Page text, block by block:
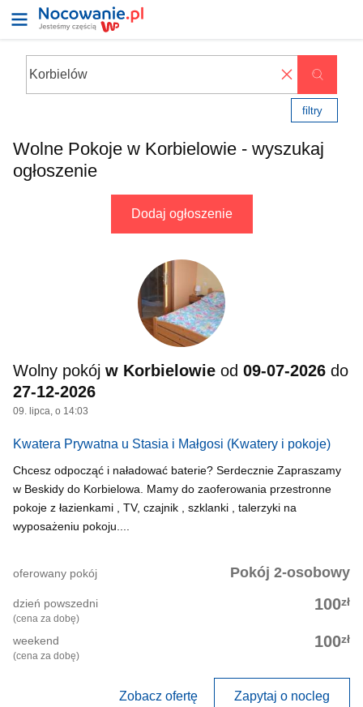
✖
filtry
Wolne Pokoje w Korbielowie - wyszukaj
ogłoszenie
Dodaj ogłoszenie
Wolny pokój w Korbielowie od 09-07-2026 do
27-12-2026
09. lipca, o 14:03
Kwatera Prywatna u Stasia i Małgosi (Kwatery i pokoje)
Chcesz odpocząć i naładować baterie? Serdecznie Zapraszamy
w Beskidy do Korbielowa. Mamy do zaoferowania przestronne
pokoje z łazienkami , TV, czajnik , szklanki , talerzyki na
wyposażeniu pokoju....
Pokój 2-osobowy
oferowany pokój
100zł
dzień powszedni
(cena za dobę)
100zł
weekend
(cena za dobę)
Zobacz ofertę Zapytaj o nocleg